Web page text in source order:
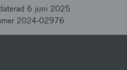
6 juni 2025
2024-02976